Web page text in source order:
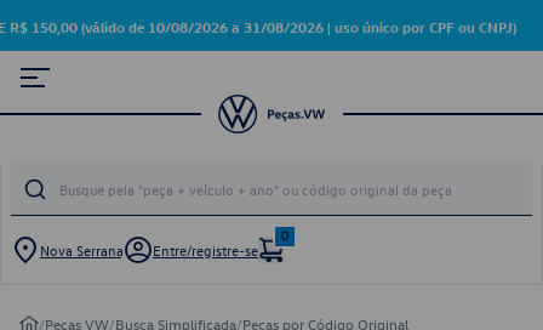
R$ 150,00 (válido de 10/08/2026 a 31/08/2026 | uso único por CPF ou CNPJ)
Nova Serrana Entre/registre-se
0
/Peças VW/Busca Simplificada/Peças por Código Original